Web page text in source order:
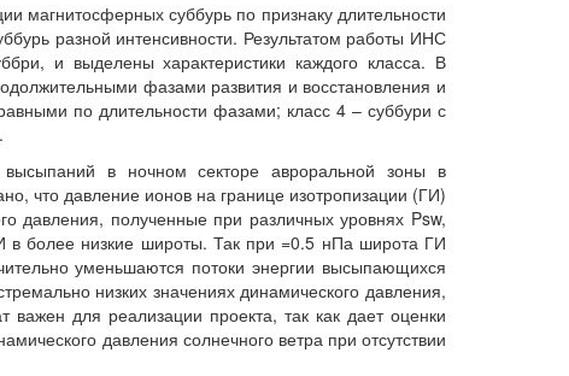
магнитосферных суббурь по признаку длительности
разной интенсивности. Результатом работы ИНС
и выделены характеристики каждого класса. В
фазами развития и восстановления и
по длительности фазами; класс 4 – суббури с
высыпаний в ночном секторе авроральной зоны в
что давление ионов на границе изотропизации (ГИ)
давления, полученные при различных уровнях Psw,
более низкие широты. Так при =0.5 нПа широта ГИ
уменьшаются потоки энергии высыпающихся
низких значениях динамического давления,
важен для реализации проекта, так как дает оценки
давления солнечного ветра при отсутствии